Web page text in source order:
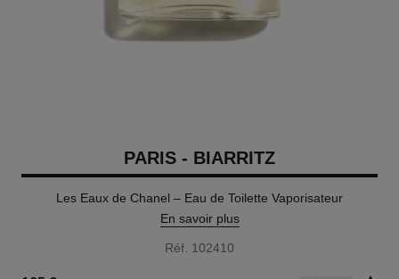
PARIS - BIARRITZ
Les Eaux de Chanel – Eau de Toilette Vaporisateur
En savoir plus
Réf. 102410